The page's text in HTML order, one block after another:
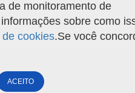
de monitoramento de
sobre como
cookies.Se você
ACEITO